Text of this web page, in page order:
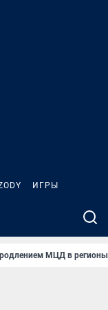
ИГРЫ
МЦД в регионы